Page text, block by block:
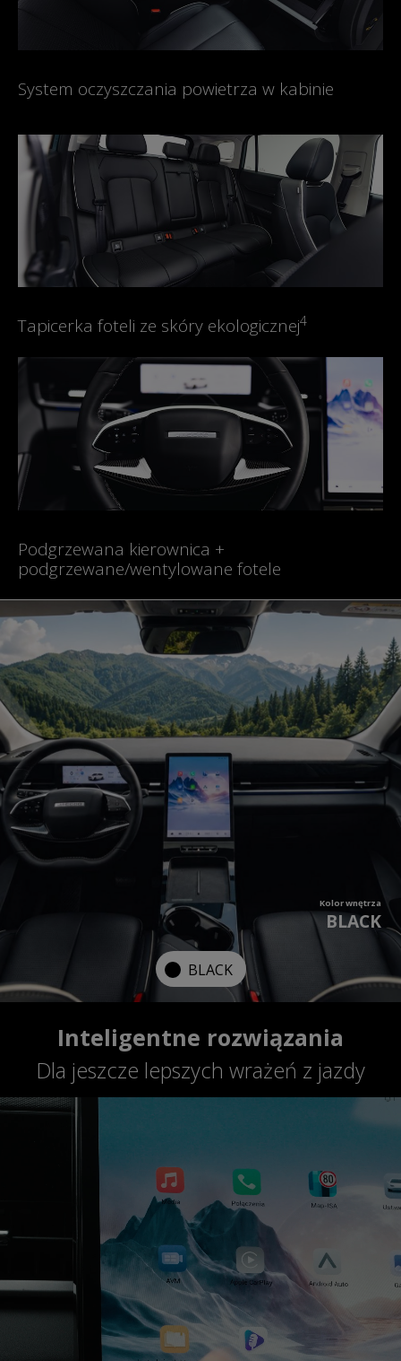
System oczyszczania powietrza w kabinie
Tapicerka foteli ze skóry ekologicznej4
Podgrzewana kierownica +
podgrzewane/wentylowane fotele
Kolor wnętrza
BLACK
BLACK
Inteligentne rozwiązania
Dla jeszcze lepszych wrażeń z jazdy